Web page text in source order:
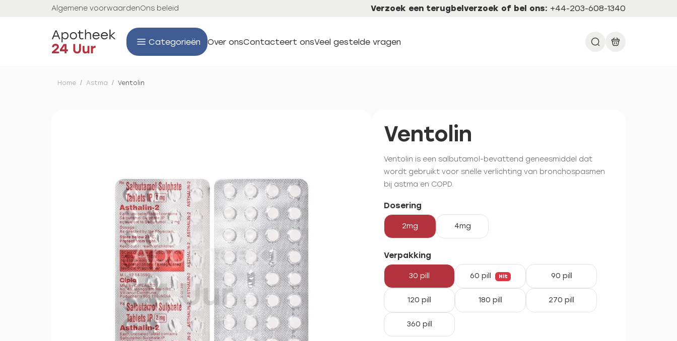
Algemene voorwaardenOns beleid Verzoek een terugbelverzoek of bel ons: +44-203-608-1340
Categorieën Over onsContacteert onsVeel gestelde vragen
Home / Astma / Ventolin
Ventolin
Ventolin is een salbutamol-bevattend geneesmiddel dat
wordt gebruikt voor snelle verlichting van bronchospasmen
bij astma en COPD.
Dosering
2mg 4mg
Verpakking
30 pill 60 pill Hit 90 pill
120 pill 180 pill 270 pill
360 pill